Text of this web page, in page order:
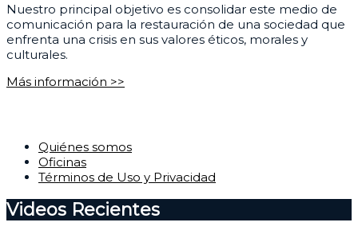
Nuestro principal objetivo es consolidar este medio de
comunicación para la restauración de una sociedad que
enfrenta una crisis en sus valores éticos, morales y
culturales.
Más información >>
Quiénes somos
Oficinas
Términos de Uso y Privacidad
Videos Recientes